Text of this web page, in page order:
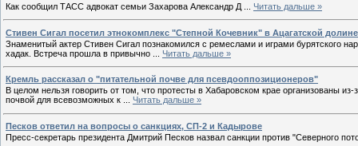
Как сообщил ТАСС адвокат семьи Захарова Александр Д
Читать дальше »
Стивен Сигал посетил этнокомплекс "Степной Кочевник" в Ацагатской долине
Знаменитый актер Стивен Сигал познакомился с ремеслами и играми бурятского
хадак. Встреча прошла в привычно
Читать дальше »
Кремль рассказал о "питательной почве для псевдооппозиционеров"
В целом нельзя говорить от том, что протесты в Хабаровском крае организованы
почвой для всевозможных к
Читать дальше »
Песков ответил на вопросы о санкциях, СП-2 и Кадырове
Пресс-секретарь президента Дмитрий Песков назвал санкции против "Северного